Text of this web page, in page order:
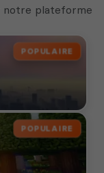
notre plateforme
POPULAIRE
POPULAIRE